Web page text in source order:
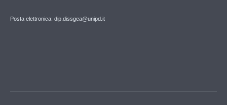
Posta elettronica: dip.dissgea@unipd.it